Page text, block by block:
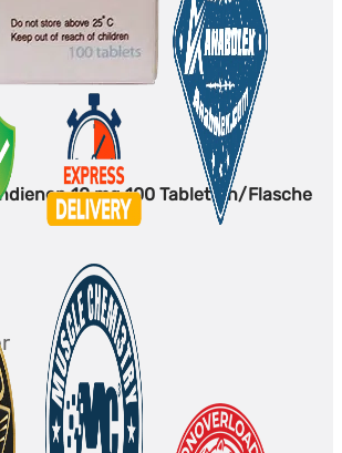
10 mg 100 Tabletten/Flasche